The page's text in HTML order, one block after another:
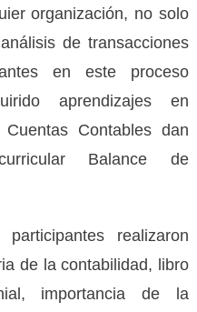
organización, no solo
de transacciones
en este proceso
aprendizajes en
Contables dan
Balance de
realizaron
de la contabilidad, libro
importancia de la